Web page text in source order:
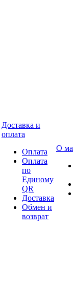
Доставка и
оплата
Оплата
Оплата
по
Единому
QR
Доставка
Обмен и
возврат
О